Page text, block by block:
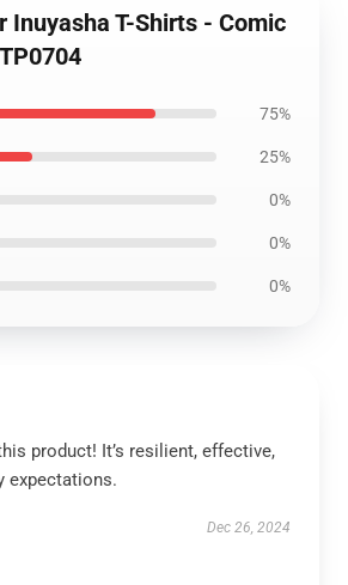
Inuyasha T-Shirts - Comic
75%
25%
0%
0%
0%
product! It’s resilient, effective,
expectations.
Dec 26, 2024